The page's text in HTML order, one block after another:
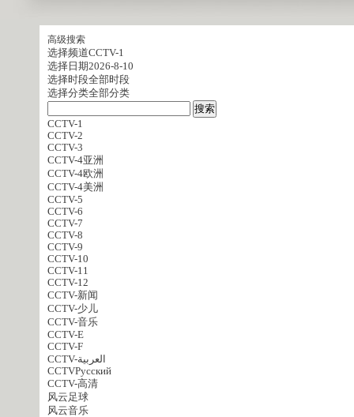
高级搜索
选择频道CCTV-1
选择日期2026-8-10
选择时段全部时段
选择分类全部分类
CCTV-1
CCTV-2
CCTV-3
CCTV-4亚洲
CCTV-4欧洲
CCTV-4美洲
CCTV-5
CCTV-6
CCTV-7
CCTV-8
CCTV-9
CCTV-10
CCTV-11
CCTV-12
CCTV-新闻
CCTV-少儿
CCTV-音乐
CCTV-E
CCTV-F
CCTV-العربية
CCTVPусский
CCTV-高清
风云足球
风云音乐